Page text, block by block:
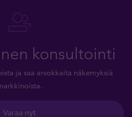
konsultointi
ja saa arvokkaita näkemyksiä
Varaa nyt